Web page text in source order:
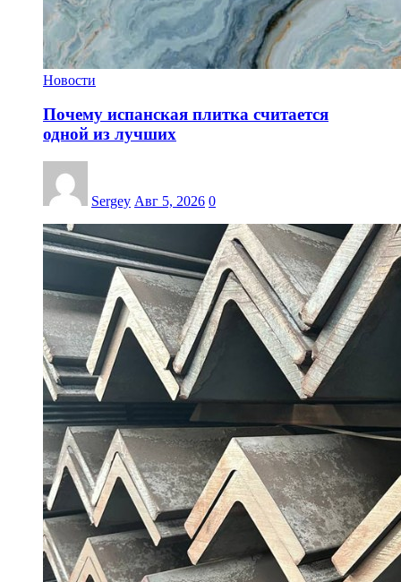
Новости
Почему испанская плитка считается
одной из лучших
Sergey Авг 5, 2026 0